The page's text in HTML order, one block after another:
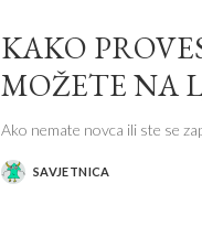
KAKO
MOŽETE NA
Ako nemate novca ili ste se
POSTED
BY
SAVJETNICA